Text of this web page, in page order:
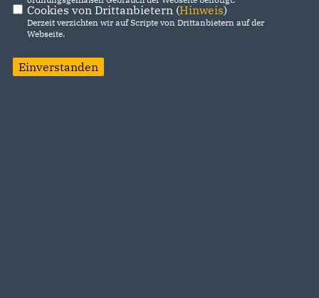
Cookies von Drittanbietern (Hinweis)
Derzeit verzichten wir auf Scripte von Drittanbietern auf der
Webseite.
Einverstanden